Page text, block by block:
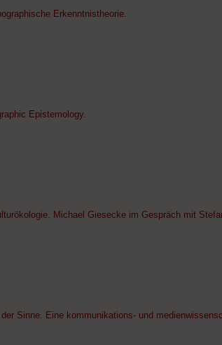
Erkenntnistheorie.
Epistemology.
Michael Giesecke im Gespräch mit
Sinne. Eine kommunikations- und